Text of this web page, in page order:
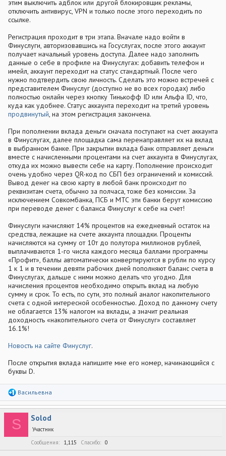
этим выключить адблок или другой блокировщик рекламы,
отключить антивирус, VPN и только после этого переходить по
ссылке.
Регистрация проходит в три этапа. Вначале надо войти в
Финуслуги, авторизовавшись на Госуслугах, после этого аккаунт
получает начальный уровень доступа. Далее надо заполнить
данные о себе в профиле на Финуслугах: добавить телефон и
имейл, аккаунт переходит на статус стандартный. После чего
нужно подтвердить свою личность. Сделать это можно встречей с
представителем Финуслуг (доступно не во всех городах) либо
полностью онлайн через кнопку Тинькофф ID или Альфа ID, что,
куда как удобнее. Статус аккаунта переходит на третий уровень
продвинутый, на этом регистрация закончена.
При пополнении вклада деньги сначала поступают на счет аккаунта
в Финуслугах, далее площадка сама перенаправляет их на вклад
в выбранном банке. При закрытии вклада банк отправляет деньги
вместе с начисленными процентами на счет аккаунта в Финуслугах,
откуда их можно вывести себе на карту. Пополнение происходит
очень удобно через QR-код по СБП без ограничений и комиссий.
Вывод денег на свою карту в любой банк происходит по
реквизитам счета, обычно за полчаса, тоже без комиссии. За
исключением Совкомбанка, ПСБ и МТС эти банки берут комиссию
при переводе денег с баланса Финуслуг к себе на счет!
Финуслуги начисляют 14% процентов на ежедневный остаток на
средства, лежащие на счете аккаунта площадки. Проценты
начисляются на сумму от 10т до полутора миллионов рублей,
выплачиваются 1-го числа каждого месяца баллами программы
«Профит», баллы автоматически конвертируются в рубли по курсу
1 к 1 и в течении девяти рабочих дней пополняют баланс счета в
Финуслугах, дальше с ними можно делать что угодно. Для
начисления процентов необходимо открыть вклад на любую
сумму и срок. То есть, по сути, это полный аналог накопительного
счета с одной интересной особенностью. Доход по данному счету
не облагается 13% налогом на вклады, а значит реальная
доходность «накопительного счета от Финуслуг» составляет
16.1%!
Новость на сайте Финуслуг.
После открытия вклада напишите мне его номер, начинающийся с
буквы D.
Р
а
к
ц
и
Васильевна
S Solod
Участник
Сообщения
1,115 Спасибо 0